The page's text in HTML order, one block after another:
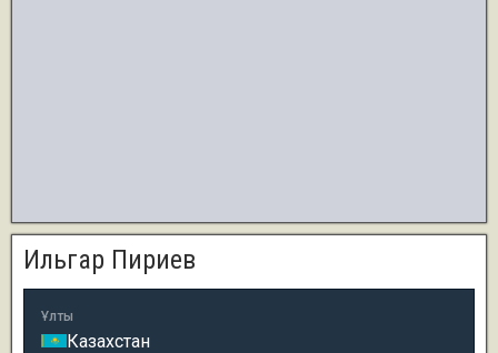
Ильгар Пириев
Ұлты
Казахстан